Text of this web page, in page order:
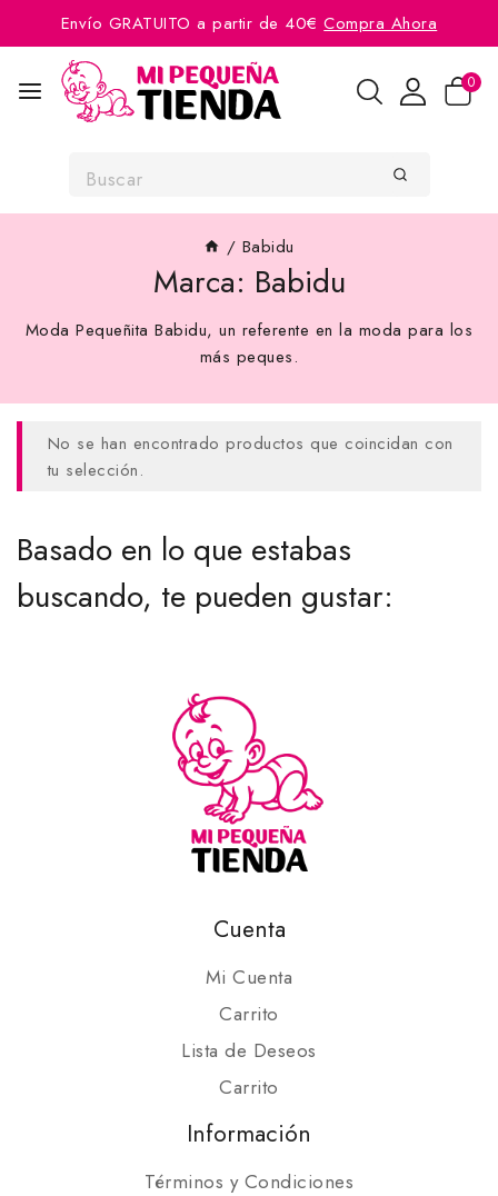
Envío GRATUITO a partir de 40€Compra Ahora
0
/ Babidu
Marca: Babidu
Moda Pequeñita Babidu, un referente en la moda para los
más peques.
No se han encontrado productos que coincidan con
tu selección.
Basado en lo que estabas
buscando, te pueden gustar:
Cuenta
Mi Cuenta
Carrito
Lista de Deseos
Carrito
Información
Términos y Condiciones